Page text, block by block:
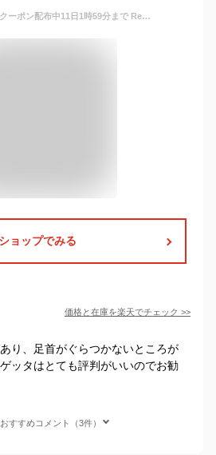
P10倍＆1000円オフクーポン配布中11日1時59分まで Re:getA -リゲッタ- 3200 お試し版バックベルト付き オフィスサンダル レディース 歩きやすい 履きやすい 疲れにくい 痛くない オフィス
ショップでみる
価格と在庫を楽天でチェック >>
り、足首がぐらつかないところが
ッタはとても評判がいいのでお勧
すすめコメント（3件）